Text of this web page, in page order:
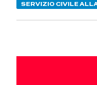
SERVIZIO CIVILE